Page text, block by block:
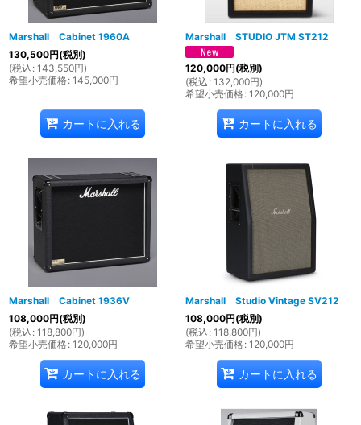
Marshall Cabinet 1960A
130,500円(税別)
(税込 : 143,550円)
希望小売価格: 145,000円
カートに入れる
Marshall STUDIO JTM ST212
120,000円(税別)
(税込 : 132,000円)
希望小売価格: 120,000円
カートに入れる
Marshall Cabinet 1936V
108,000円(税別)
(税込 : 118,800円)
希望小売価格: 120,000円
カートに入れる
Marshall Studio Vintage SV212
108,000円(税別)
(税込 : 118,800円)
希望小売価格: 120,000円
カートに入れる